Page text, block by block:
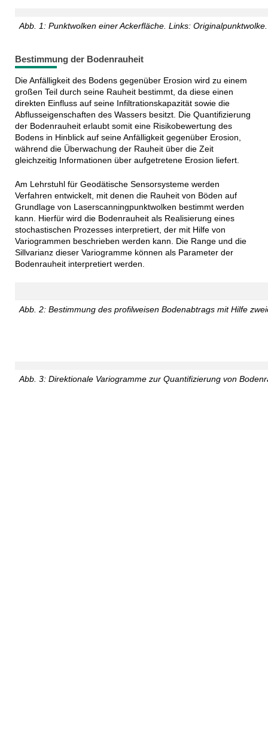
Abb. 1: Punktwolken einer Ackerfläche. Links:
Bestimmung der Bodenrauheit
Die Anfälligkeit des Bodens gegenüber Erosion wird zu einem
großen Teil durch seine Rauheit bestimmt, da diese einen
direkten Einfluss auf seine Infiltrationskapazität sowie die
Abflusseigenschaften des Wassers besitzt. Die Quantifizierung
der Bodenrauheit erlaubt somit eine Risikobewertung des
Bodens in Hinblick auf seine Anfälligkeit gegenüber Erosion,
während die Überwachung der Rauheit über die Zeit
gleichzeitig Informationen über aufgetretene Erosion liefert.
Am Lehrstuhl für Geodätische Sensorsysteme werden
Verfahren entwickelt, mit denen die Rauheit von Böden auf
Grundlage von Laserscanningpunktwolken bestimmt werden
kann. Hierfür wird die Bodenrauheit als Realisierung eines
stochastischen Prozesses interpretiert, der mit Hilfe von
Variogrammen beschrieben werden kann. Die Range und die
Sillvarianz dieser Variogramme können als Parameter der
Bodenrauheit interpretiert werden.
Abb. 2: Bestimmung des profilweisen Bodenabtrags mit Hilfe
Abb. 3: Direktionale Variogramme zur Quantifizierung von